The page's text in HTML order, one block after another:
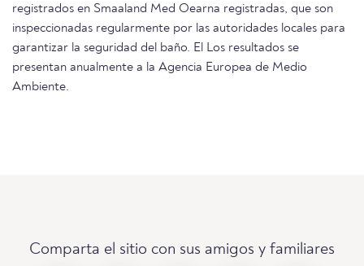
registrados en Smaaland Med Oearna registradas, que son
inspeccionadas regularmente por las autoridades locales para
garantizar la seguridad del baño. El Los resultados se
presentan anualmente a la Agencia Europea de Medio
Ambiente.
Comparta el sitio con sus amigos y familiares